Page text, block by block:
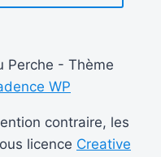
Perche - Thème
WP
contraire, les
licence Creative